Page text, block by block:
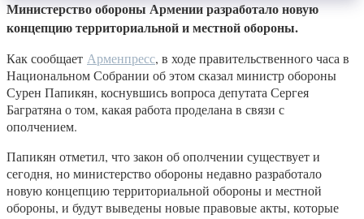
Министерство обороны Армении разработало новую
концепцию территориальной и местной обороны.
Как сообщает Арменпресс, в ходе правительственного часа в
Национальном Собрании об этом сказал министр обороны
Сурен Папикян, коснувшись вопроса депутата Сергея
Багратяна о том, какая работа проделана в связи с
ополчением.
Папикян отметил, что закон об ополчении существует и
сегодня, но министерство обороны недавно разработало
новую концепцию территориальной обороны и местной
обороны, и будут выведены новые правовые акты, которые